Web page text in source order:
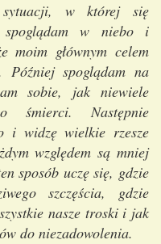
sytuacji, w której się
spoglądam w niebo i
moim głównym celem
spoglądam na
sobie, jak niewiele
śmierci. Następnie
i widzę wielkie rzesze
względem są mniej
sposób uczę się, gdzie
szczęścia, gdzie
nasze troski i jak
do niezadowolenia.